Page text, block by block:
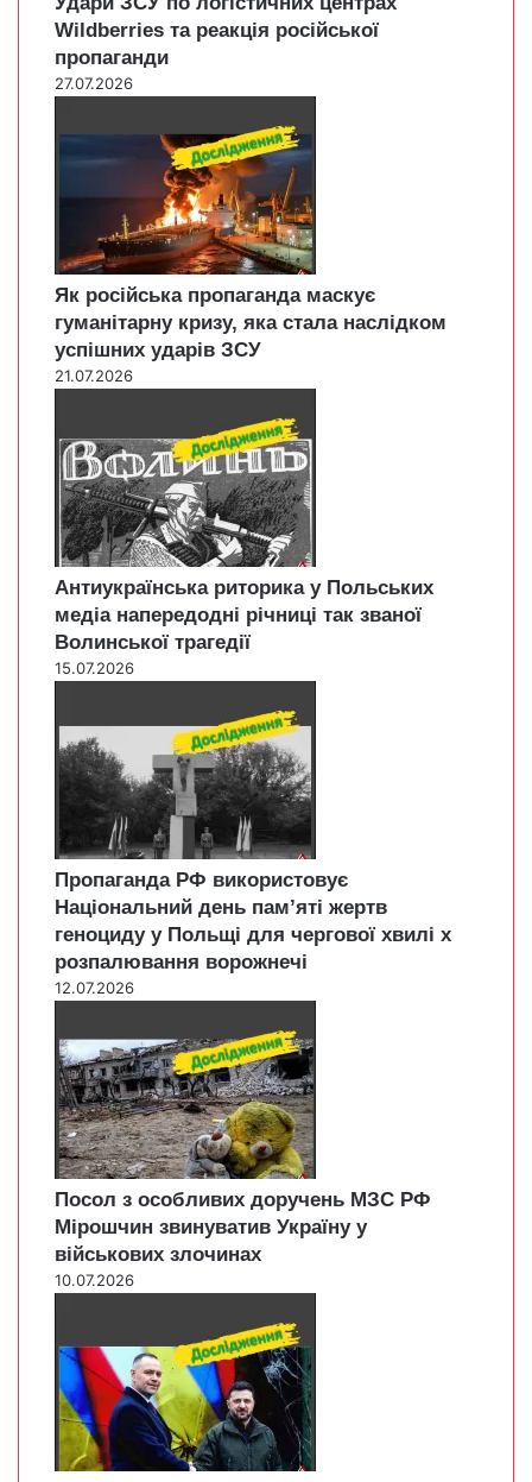
Wildberries та реакція російської
пропаганди
27.07.2026
Як російська пропаганда маскує
гуманітарну кризу, яка стала наслідком
успішних ударів ЗСУ
21.07.2026
Антиукраїнська риторика у Польських
медіа напередодні річниці так званої
Волинської трагедії
15.07.2026
Пропаганда РФ використовує
Національний день пам’яті жертв
геноциду у Польщі для чергової хвилі х
розпалювання ворожнечі
12.07.2026
Посол з особливих доручень МЗС РФ
Мірошчин звинуватив Україну у
військових злочинах
10.07.2026